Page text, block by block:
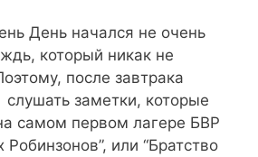
День начался не очень
который никак не
после завтрака
заметки, которые
самом первом лагере БВР
Робинзонов”, или “Братство